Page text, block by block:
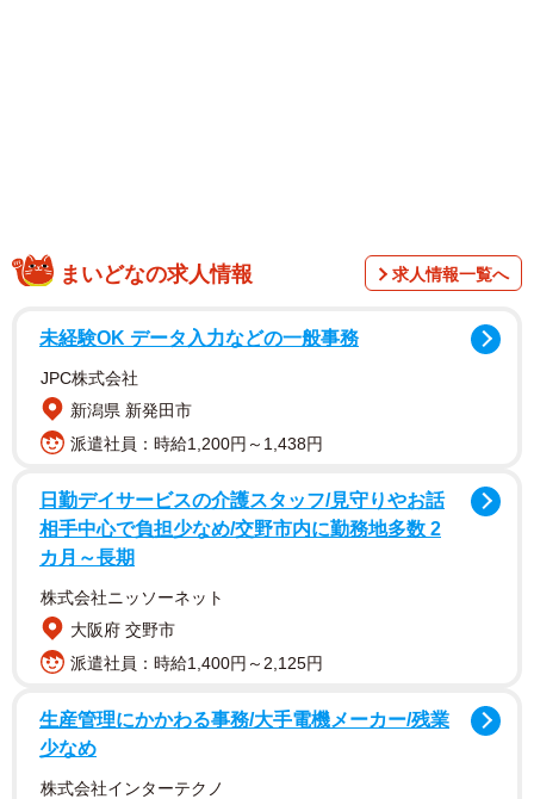
エ、爪楊枝をえくぼに挟める
まいどなの求人情報 求人情報一覧へ
未経験OK データ入力などの一般事務
JPC株式会社
新潟県 新発田市
派遣社員：時給1,200円～1,438円
日勤デイサービスの介護スタッフ/見守りやお話
相手中心で負担少なめ/交野市内に勤務地多数 2
カ月～長期
株式会社ニッソーネット
大阪府 交野市
派遣社員：時給1,400円～2,125円
生産管理にかかわる事務/大手電機メーカー/残業
少なめ
株式会社インターテクノ